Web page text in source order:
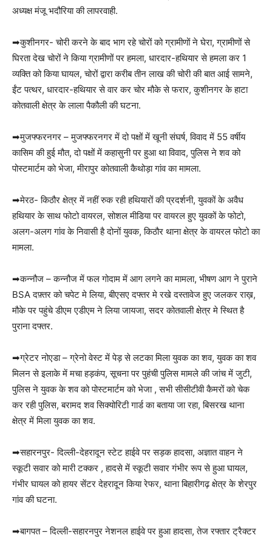
अध्यक्ष मंजू भदौरिया की लापरवाही.
➡कुशीनगर- चोरी करने के बाद भाग रहे चोरों को ग्रामीणों ने घेरा, ग्रामीणों से
घिरता देख चोरों ने किया ग्रामीणों पर हमला, धारदार-हथियार से हमला कर 1
व्यक्ति को किया घायल, चोरों द्वारा करीब तीन लाख की चोरी की बात आई सामने,
ईंट पत्थर, धारदार-हथियार से वार कर चोर मौके से फरार, कुशीनगर के हाटा
कोतवाली क्षेत्र के लाला पैकौली की घटना.
➡मुजफ्फरनगर – मुजफ्फरनगर में दो पक्षों में खूनी संघर्ष, विवाद में 55 वर्षीय
कासिम की हुई मौत, दो पक्षों में कहासुनी पर हुआ था विवाद, पुलिस ने शव को
पोस्टमार्टम को भेजा, मीरापुर कोतवाली कैथोड़ा गांव का मामला.
➡मेरठ- किठौर क्षेत्र में नहीं रुक रही हथियारों की प्रदर्शनी, युवकों के अवैध
हथियार के साथ फोटो वायरल, सोशल मीडिया पर वायरल हुए युवकों के फोटो,
अलग-अलग गांव के निवासी है दोनों युवक, किठौर थाना क्षेत्र के वायरल फोटो का
मामला.
➡कन्नौज – कन्नौज में फल गोदाम में आग लगने का मामला, भीषण आग ने पुराने
BSA दफ़्तर को चपेट मे लिया, बीएसए दफ्तर मे रखे दस्तावेज हुए जलकर राख़,
मौके पर पहुंचे डीएम एडीएम ने लिया जायजा, सदर कोतवाली क्षेत्र मे स्थित है
पुराना दफ्तर.
➡ग्रेटर नोएडा – ग्रेनो वेस्ट में पेड़ से लटका मिला युवक का शव, युवक का शव
मिलन से इलाके में मचा हड़कंप, सूचना पर पुहंची पुलिस मामले की जांच में जुटी,
पुलिस ने युवक के शव को पोस्टमार्टम को भेजा , सभी सीसीटीवी कैमरों को चेक
कर रही पुलिस, बरामद शव सिक्योरिटी गार्ड का बताया जा रहा, बिसरख थाना
क्षेत्र में मिला युवक का शव.
➡सहारनपुर- दिल्ली-देहरादून स्टेट हाईवे पर सड़क हादसा, अज्ञात वाहन ने
स्कूटी सवार को मारी टक्कर , हादसे में स्कूटी सवार गंभीर रूप से हुआ घायल,
गंभीर घायल को हायर सेंटर देहरादून किया रेफर, थाना बिहारीगढ़ क्षेत्र के शेरपुर
गांव की घटना.
➡बागपत – दिल्ली-सहारनपुर नेशनल हाईवे पर हुआ हादसा, तेज रफ्तार ट्रैक्टर